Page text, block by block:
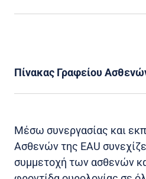
Πίνακας Γραφείου
Μέσω συνεργασίας και
Ασθενών της EAU
συμμετοχή των ασθενών